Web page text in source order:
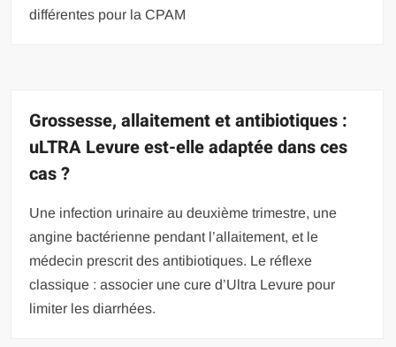
différentes pour la CPAM
Grossesse, allaitement et antibiotiques :
uLTRA Levure est-elle adaptée dans ces
cas ?
Une infection urinaire au deuxième trimestre, une
angine bactérienne pendant l’allaitement, et le
médecin prescrit des antibiotiques. Le réflexe
classique : associer une cure d’Ultra Levure pour
limiter les diarrhées.